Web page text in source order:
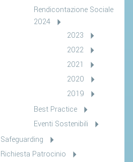
Rendicontazione Sociale
2024
2023
2022
2021
2020
2019
Best Practice
Eventi Sostenibili
Safeguarding
Richiesta Patrocinio